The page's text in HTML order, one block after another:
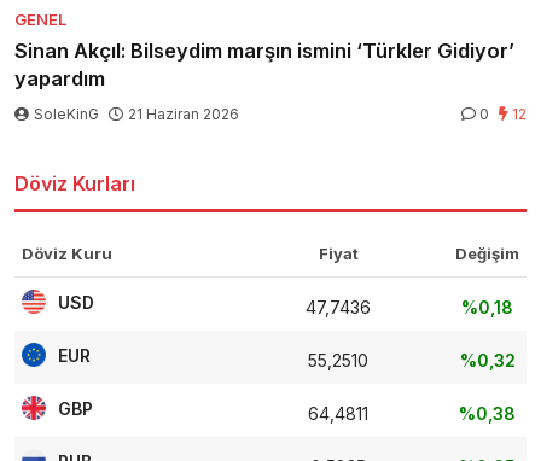
GENEL
Sinan Akçıl: Bilseydim marşın ismini ‘Türkler Gidiyor’
yapardım
SoleKinG 21 Haziran 2026 0 12
Döviz Kurları
Döviz Kuru Fiyat Değişim
USD 47,7436 %0,18
EUR 55,2510 %0,32
GBP 64,4811 %0,38